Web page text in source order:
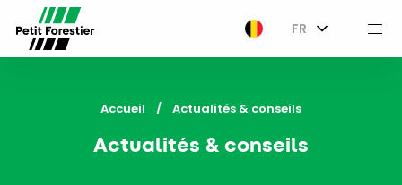
FR
Accueil Current:
Actualités & conseils
Actualités & conseils